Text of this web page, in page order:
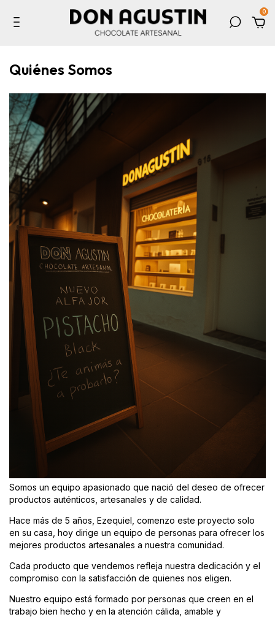
0
Quiénes Somos
Somos un equipo apasionado que nació del deseo de ofrecer
productos auténticos, artesanales y de calidad.
Hace más de 5 años, Ezequiel, comenzo este proyecto solo
en su casa, hoy dirige un equipo de personas para ofrecer los
mejores productos artesanales a nuestra comunidad.
Cada producto que vendemos refleja nuestra dedicación y el
compromiso con la satisfacción de quienes nos eligen.
Nuestro equipo está formado por personas que creen en el
trabajo bien hecho y en la atención cálida, amable y